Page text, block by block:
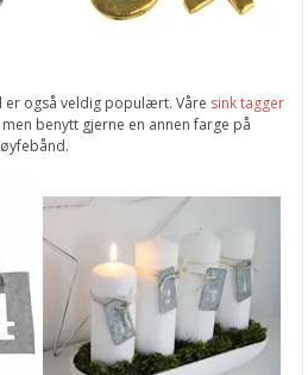
er også veldig populært. Våre sink tagger
benytt gjerne en annen farge på